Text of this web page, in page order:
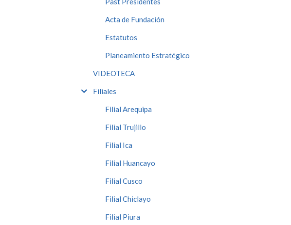
Acta de Fundación
Estatutos
Planeamiento Estratégico
VIDEOTECA
Filiales
Filial Arequipa
Filial Trujillo
Filial Ica
Filial Huancayo
Filial Cusco
Filial Chiclayo
Filial Piura